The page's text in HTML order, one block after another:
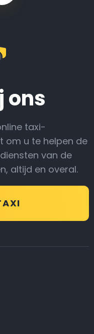
ons
taxi-
om u te helpen de
van de
altijd en overal.